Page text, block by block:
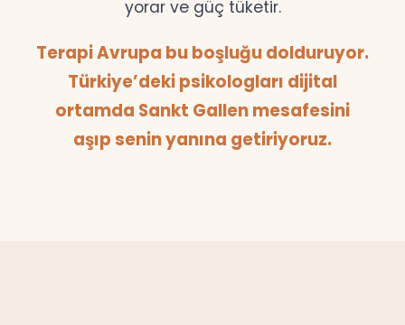
yorar ve güç tüketir.
Terapi Avrupa bu boşluğu dolduruyor.
Türkiye’deki psikologları dijital
ortamda Sankt Gallen mesafesini
aşıp senin yanına getiriyoruz.